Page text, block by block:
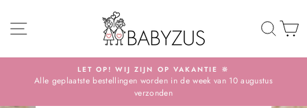
SITE NAVIGATION
TO
Pause
slideshow
LET OP! WIJ ZIJN OP VAKANTIE 🔆
Alle geplaatste bestellingen worden in de week van 10 augustus
verzonden